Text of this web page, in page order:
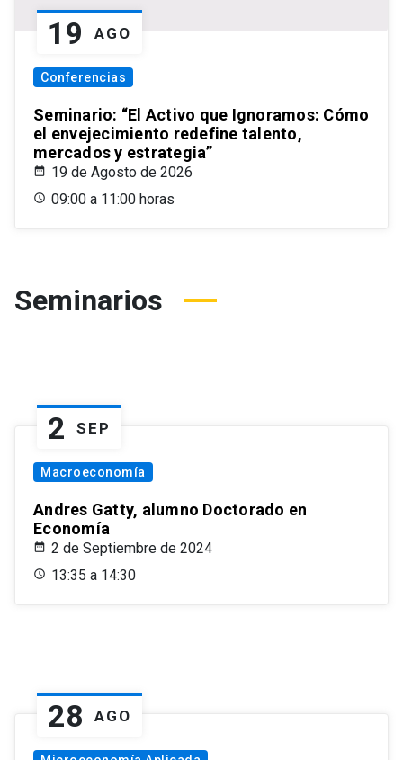
19 AGO
Conferencias
Seminario: “El Activo que Ignoramos: Cómo
el envejecimiento redefine talento,
mercados y estrategia”
19 de Agosto de 2026
09:00 a 11:00 horas
Seminarios
2 SEP
Macroeconomía
Andres Gatty, alumno Doctorado en
Economía
2 de Septiembre de 2024
13:35 a 14:30
28 AGO